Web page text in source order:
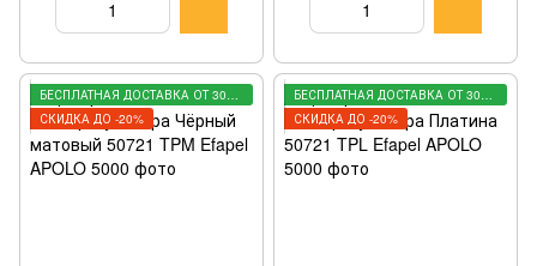
БЕСПЛАТНАЯ ДОСТАВКА ОТ 3000 ГРН
СКИДКА ДО -20%
БЕСПЛАТНАЯ ДОСТАВКА ОТ 3000 ГРН
СКИДКА ДО -20%